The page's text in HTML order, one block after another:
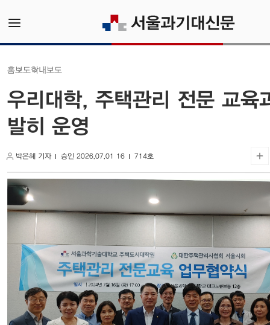
홈보도학내보도
우리대학, 주택관리 전문 교육
발히 운영
박은혜 기자 승인 2026.07.01 16 714호